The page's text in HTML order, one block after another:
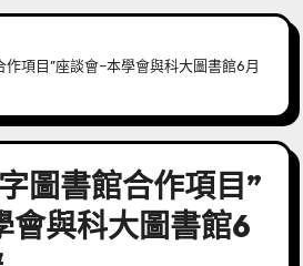
項目”座談會–本學會與科大圖書館6月
圖書館合作項目”
會與科大圖書館6